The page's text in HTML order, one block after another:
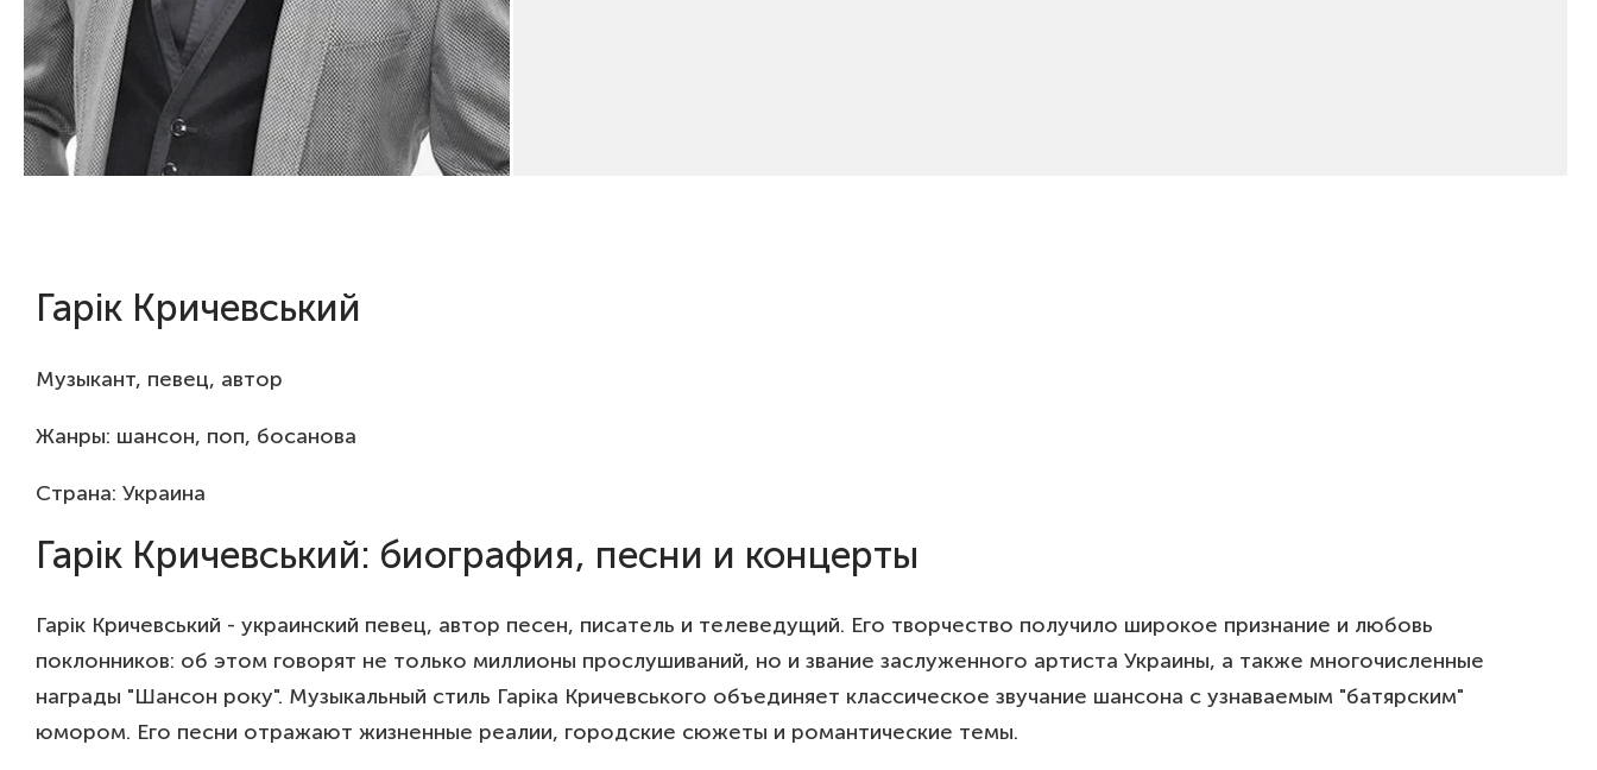
Гарік Кричевський
Музыкант, певец, автор
Жанры: шансон, поп, босанова
Страна: Украина
Гарік Кричевський: биография, песни и концерты
Гарік Кричевський - украинский певец, автор песен, писатель и телеведущий. Его творчество получило широкое признание и любовь
поклонников: об этом говорят не только миллионы прослушиваний, но и звание заслуженного артиста Украины, а также многочисленные
награды "Шансон року". Музыкальный стиль Гаріка Кричевського объединяет классическое звучание шансона с узнаваемым "батярским"
юмором. Его песни отражают жизненные реалии, городские сюжеты и романтические темы.